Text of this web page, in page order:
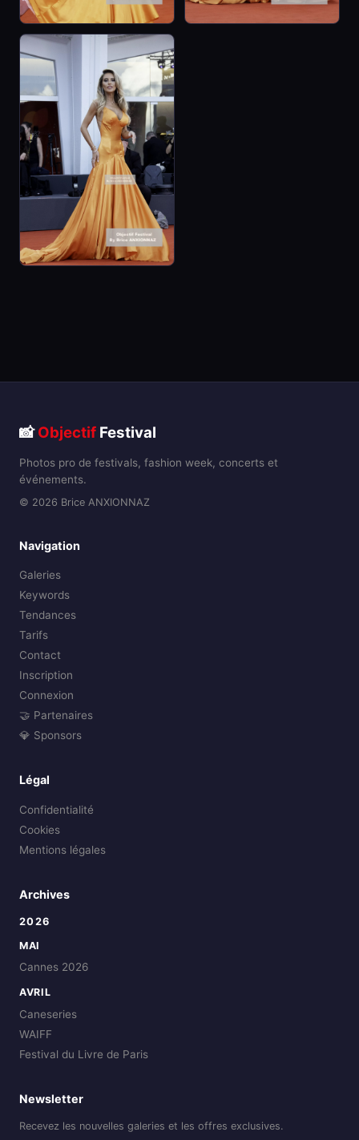
📸Objectif Festival
Photos pro de festivals, fashion week, concerts et
événements.
© 2026 Brice ANXIONNAZ
Navigation
Galeries
Keywords
Tendances
Tarifs
Contact
Inscription
Connexion
🤝 Partenaires
💎 Sponsors
Légal
Confidentialité
Cookies
Mentions légales
Archives
2026
MAI
Cannes 2026
AVRIL
Caneseries
WAIFF
Festival du Livre de Paris
Newsletter
Recevez les nouvelles galeries et les offres exclusives.